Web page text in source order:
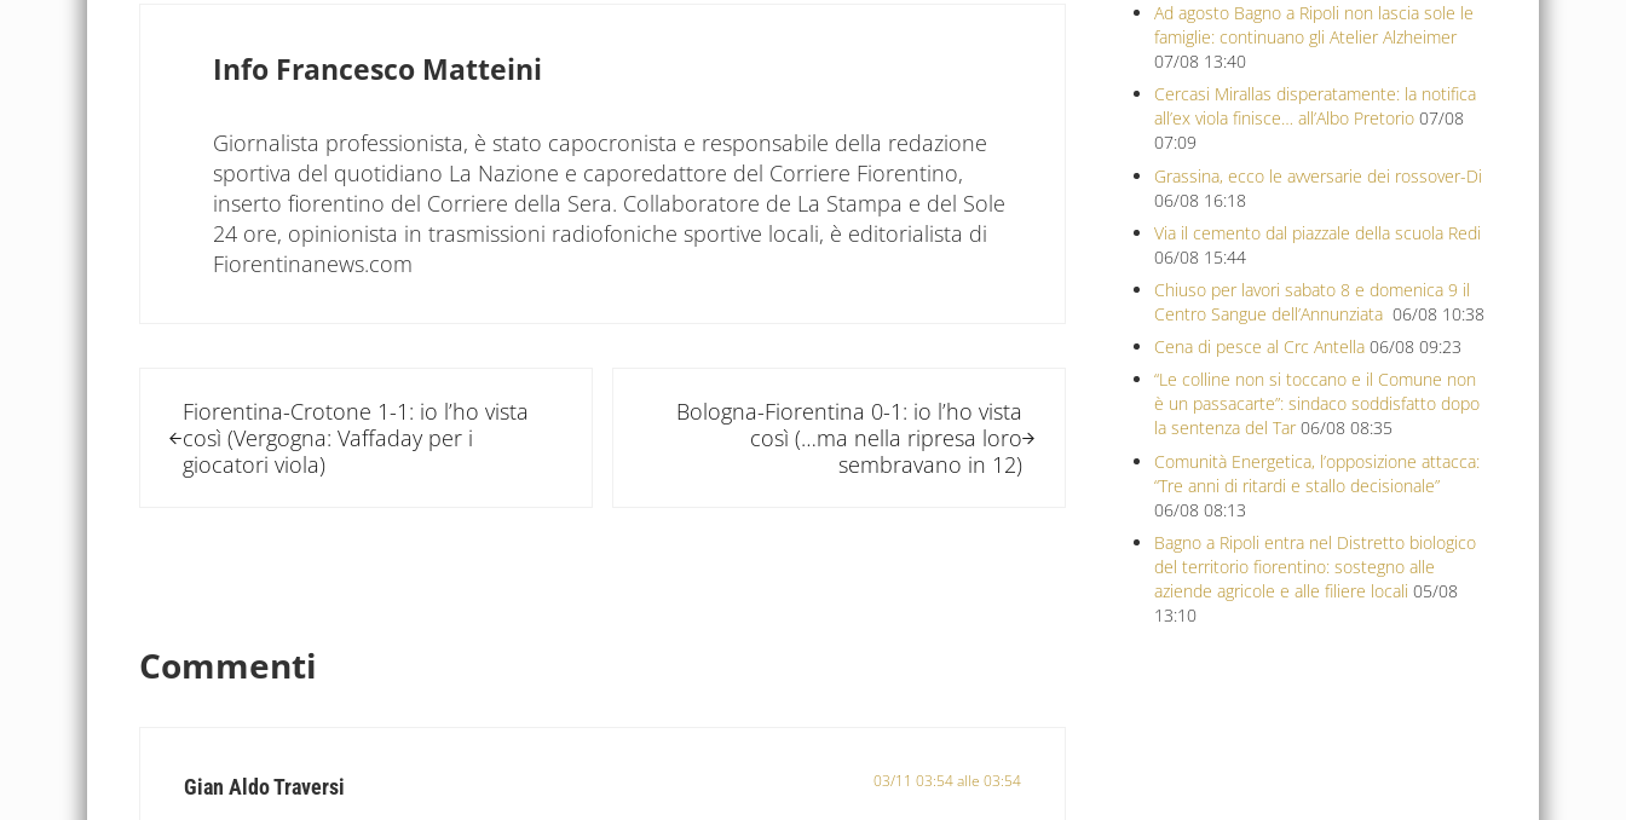
Info Francesco Matteini
Giornalista professionista, è stato capocronista e responsabile della redazione
sportiva del quotidiano La Nazione e caporedattore del Corriere Fiorentino,
inserto fiorentino del Corriere della Sera. Collaboratore de La Stampa e del Sole
24 ore, opinionista in trasmissioni radiofoniche sportive locali, è editorialista di
Fiorentinanews.com
Fiorentina-Crotone 1-1: io l’ho vista
così (Vergogna: Vaffaday per i
giocatori viola)
Bologna-Fiorentina 0-1: io l’ho vista
così (…ma nella ripresa loro
sembravano in 12)
Commenti
Gian Aldo Traversi 03/11 03:54 alle 03:54
Ad agosto Bagno a Ripoli non lascia sole le
famiglie: continuano gli Atelier Alzheimer
07/08 13:40
Cercasi Mirallas disperatamente: la notifica
all’ex viola finisce… all’Albo Pretorio 07/08
07:09
Grassina, ecco le avversarie dei rossover-Di
06/08 16:18
Via il cemento dal piazzale della scuola Redi
06/08 15:44
Chiuso per lavori sabato 8 e domenica 9 il
Centro Sangue dell’Annunziata 06/08 10:38
Cena di pesce al Crc Antella 06/08 09:23
“Le colline non si toccano e il Comune non
è un passacarte”: sindaco soddisfatto dopo
la sentenza del Tar 06/08 08:35
Comunità Energetica, l’opposizione attacca:
“Tre anni di ritardi e stallo decisionale”
06/08 08:13
Bagno a Ripoli entra nel Distretto biologico
del territorio fiorentino: sostegno alle
aziende agricole e alle filiere locali 05/08
13:10